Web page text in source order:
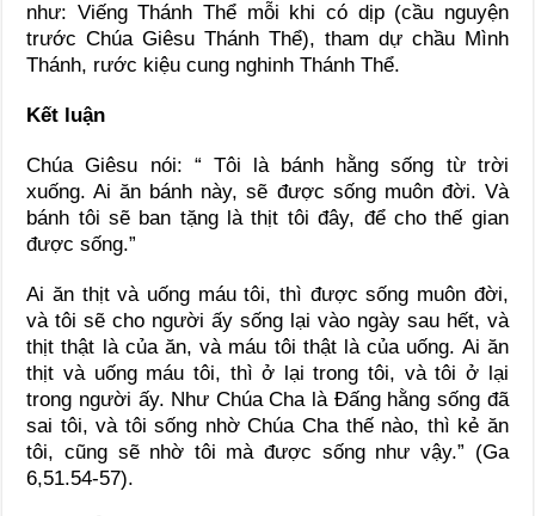
như: Viếng Thánh Thể mỗi khi có dịp (cầu nguyện
trước Chúa Giêsu Thánh Thể), tham dự chầu Mình
Thánh, rước kiệu cung nghinh Thánh Thể.
Kết luận
Chúa Giêsu nói: “ Tôi là bánh hằng sống từ trời
xuống. Ai ăn bánh này, sẽ được sống muôn đời. Và
bánh tôi sẽ ban tặng là thịt tôi đây, để cho thế gian
được sống.”
Ai ăn thịt và uống máu tôi, thì được sống muôn đời,
và tôi sẽ cho người ấy sống lại vào ngày sau hết, và
thịt thật là của ăn, và máu tôi thật là của uống. Ai ăn
thịt và uống máu tôi, thì ở lại trong tôi, và tôi ở lại
trong người ấy. Như Chúa Cha là Đấng hằng sống đã
sai tôi, và tôi sống nhờ Chúa Cha thế nào, thì kẻ ăn
tôi, cũng sẽ nhờ tôi mà được sống như vậy.” (Ga
6,51.54-57).